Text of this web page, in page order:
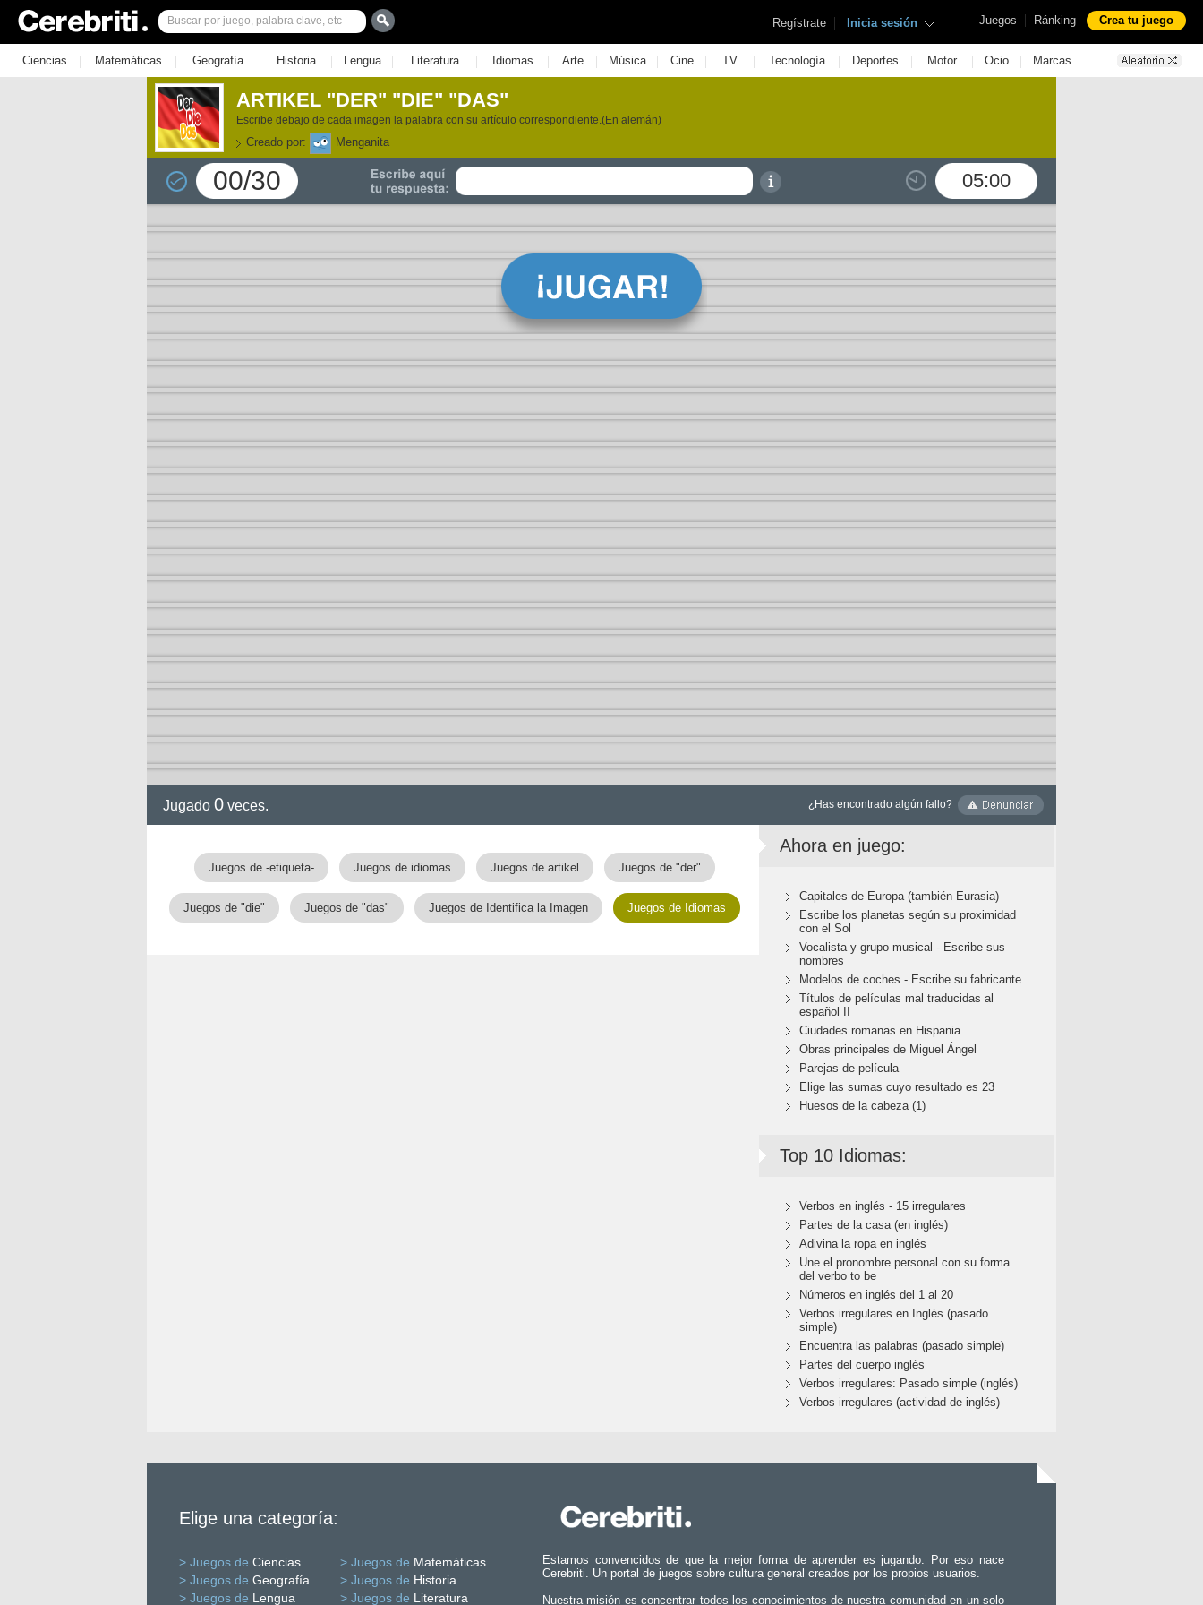
Juegos | Ránking Crea tu juego
Regístrate | Inicia sesión
Ciencias | Matemáticas | Geografía | Historia | Lengua | Literatura | Idiomas | Arte | Música | Cine | TV | Tecnología | Deportes | Motor | Ocio | Marcas
ARTIKEL "DER" "DIE" "DAS"
Escribe debajo de cada imagen la palabra con su artículo correspondiente.(En alemán)
Creado por: Menganita
00/30 05:00
Jugado 0 veces. ¿Has encontrado algún fallo?
Juegos de -etiqueta- Juegos de idiomas Juegos de artikel Juegos de "der"
Juegos de "die" Juegos de "das" Juegos de Identifica la Imagen Juegos de Idiomas
Ahora en juego:
Capitales de Europa (también Eurasia)
Escribe los planetas según su proximidad
con el Sol
Vocalista y grupo musical - Escribe sus
nombres
Modelos de coches - Escribe su fabricante
Títulos de películas mal traducidas al
español II
Ciudades romanas en Hispania
Obras principales de Miguel Ángel
Parejas de película
Elige las sumas cuyo resultado es 23
Huesos de la cabeza (1)
Top 10 Idiomas:
Verbos en inglés - 15 irregulares
Partes de la casa (en inglés)
Adivina la ropa en inglés
Une el pronombre personal con su forma
del verbo to be
Números en inglés del 1 al 20
Verbos irregulares en Inglés (pasado
simple)
Encuentra las palabras (pasado simple)
Partes del cuerpo inglés
Verbos irregulares: Pasado simple (inglés)
Verbos irregulares (actividad de inglés)
Elige una categoría:
> Juegos de Ciencias > Juegos de Matemáticas
> Juegos de Geografía > Juegos de Historia
> Juegos de Lengua > Juegos de Literatura
Estamos convencidos de que la mejor forma de aprender es jugando. Por eso nace
Cerebriti. Un portal de juegos sobre cultura general creados por los propios usuarios.
Nuestra misión es concentrar todos los conocimientos de nuestra comunidad en un solo